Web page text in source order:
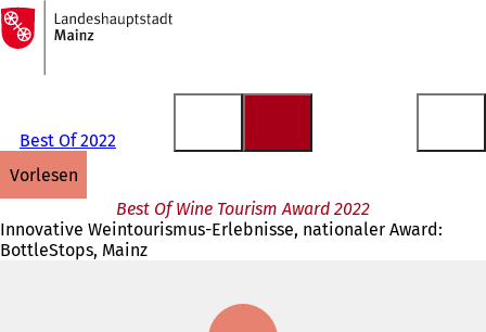
Inhalt anspringen
Zur
Startseite
Best Of 2022
vorlesen
Best Of Wine Tourism Award 2022
Innovative Weintourismus-Erlebnisse, nationaler Award:
BottleStops, Mainz